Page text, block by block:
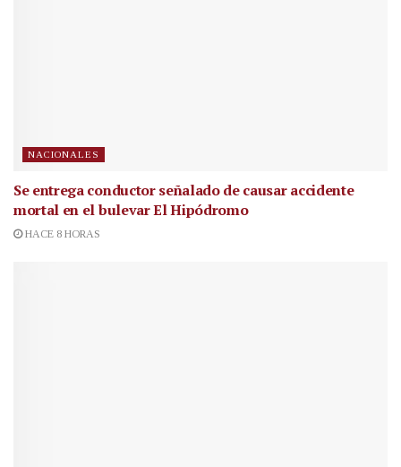
NACIONALES
Se entrega conductor señalado de causar accidente
mortal en el bulevar El Hipódromo
HACE 8 HORAS